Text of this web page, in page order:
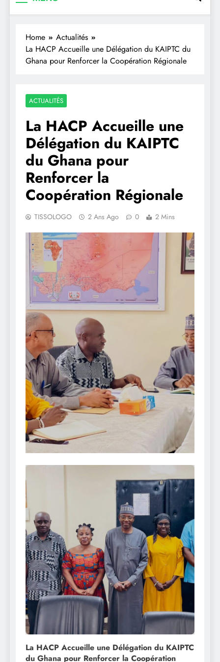
Home
Actualités
La HACP Accueille une Délégation du KAIPTC du
Ghana pour Renforcer la Coopération Régionale
ACTUALITÉS
La HACP Accueille une
Délégation du KAIPTC
du Ghana pour
Renforcer la
Coopération Régionale
TISSOLOGO 2 Ans Ago 0 2 Mins
La HACP Accueille une Délégation du KAIPTC
du Ghana pour Renforcer la Coopération